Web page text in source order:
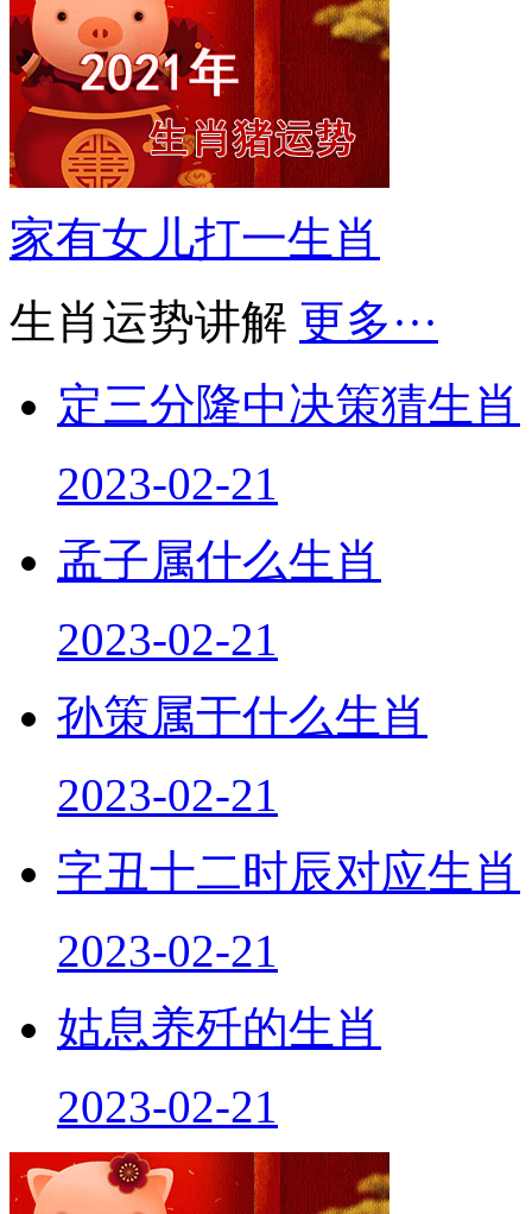
家有女儿打一生肖
生肖运势讲解 更多···
定三分隆中决策猜生肖
2023-02-21
孟子属什么生肖
2023-02-21
孙策属于什么生肖
2023-02-21
字丑十二时辰对应生肖
2023-02-21
姑息养歼的生肖
2023-02-21